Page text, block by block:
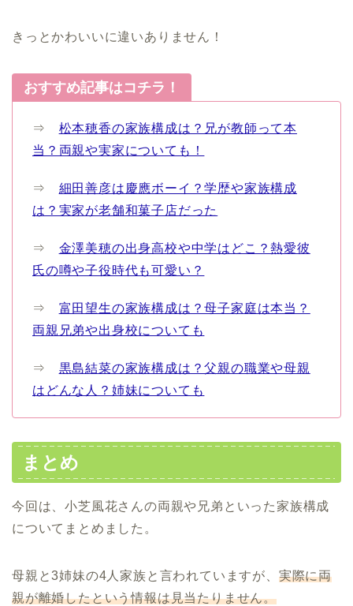
きっとかわいいに違いありません！
おすすめ記事はコチラ！
⇒ 松本穂香の家族構成は？兄が教師って本
当？両親や実家についても！
⇒ 細田善彦は慶應ボーイ？学歴や家族構成
は？実家が老舗和菓子店だった
⇒ 金澤美穂の出身高校や中学はどこ？熱愛彼
氏の噂や子役時代も可愛い？
⇒ 富田望生の家族構成は？母子家庭は本当？
両親兄弟や出身校についても
⇒ 黒島結菜の家族構成は？父親の職業や母親
はどんな人？姉妹についても
まとめ
今回は、小芝風花さんの両親や兄弟といった家族構成
についてまとめました。
母親と3姉妹の4人家族と言われていますが、 実際に両
親が離婚したという情報は見当たりません。